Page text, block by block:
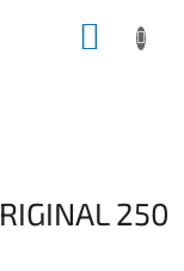
250